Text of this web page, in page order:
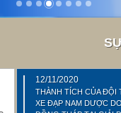
12/11/2020
THÀNH TÍCH CỦA ĐỘI
XE ĐẠP NAM DƯỢC